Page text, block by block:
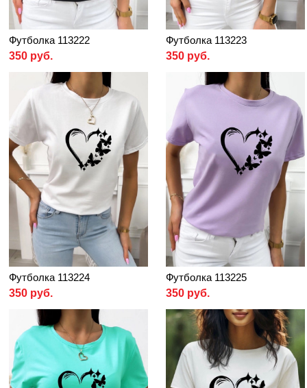
Футболка 113222
350 руб.
Футболка 113223
350 руб.
Футболка 113224
350 руб.
Футболка 113225
350 руб.